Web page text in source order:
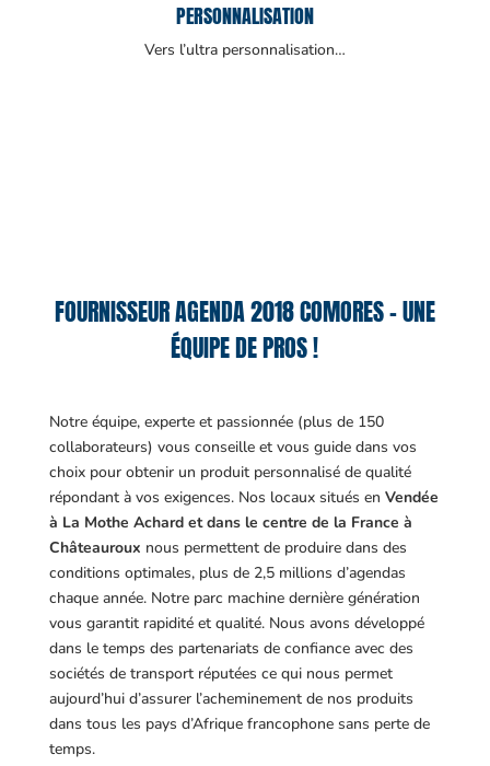
PERSONNALISATION
Vers l’ultra personnalisation…
FOURNISSEUR AGENDA 2018 COMORES – UNE
ÉQUIPE DE PROS !
Notre équipe, experte et passionnée (plus de 150
collaborateurs) vous conseille et vous guide dans vos
choix pour obtenir un produit personnalisé de qualité
répondant à vos exigences. Nos locaux situés en Vendée
à La Mothe Achard et dans le centre de la France à
Châteauroux nous permettent de produire dans des
conditions optimales, plus de 2,5 millions d’agendas
chaque année. Notre parc machine dernière génération
vous garantit rapidité et qualité. Nous avons développé
dans le temps des partenariats de confiance avec des
sociétés de transport réputées ce qui nous permet
aujourd’hui d’assurer l’acheminement de nos produits
dans tous les pays d’Afrique francophone sans perte de
temps.